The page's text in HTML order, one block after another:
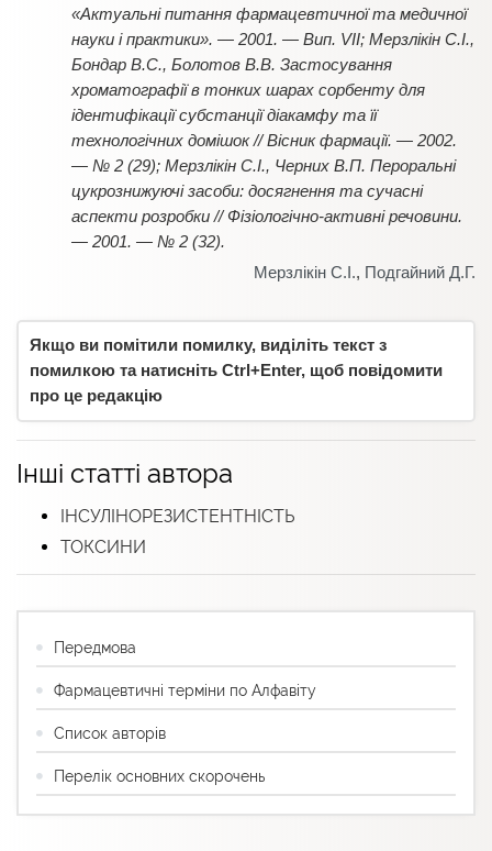
«Актуальні питання фармацевтичної та медичної
науки і практики». — 2001. — Вип. VII; Мерзлікін С.І.,
Бондар В.С., Болотов В.В. Застосування
хроматографії в тонких шарах сорбенту для
ідентифікації субстанції діакамфу та її
технологічних домішок // Вісник фармації. — 2002.
— № 2 (29); Мерзлікін С.І., Черних В.П. Пероральні
цукрознижуючі засоби: досягнення та сучасні
аспекти розробки // Фізіологічно-активні речовини.
— 2001. — № 2 (32).
Мерзлікін С.І., Подгайний Д.Г.
Якщо ви помітили помилку, виділіть текст з
помилкою та натисніть Ctrl+Enter, щоб повідомити
про це редакцію
Інші статті автора
ІНСУЛІНОРЕЗИСТЕНТНІСТЬ
ТОКСИНИ
Передмова
Фармацевтичні терміни по Алфавіту
Список авторів
Перелік основних скорочень